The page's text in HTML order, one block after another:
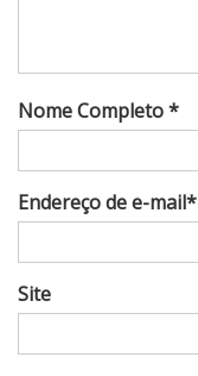
Nome Completo *
Endereço de e-mail*
Site